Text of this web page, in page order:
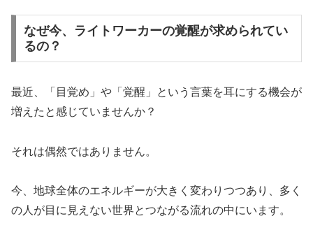
なぜ今、ライトワーカーの覚醒が求められてい
るの？
最近、「目覚め」や「覚醒」という言葉を耳にする機会が
増えたと感じていませんか？
それは偶然ではありません。
今、地球全体のエネルギーが大きく変わりつつあり、多く
の人が目に見えない世界とつながる流れの中にいます。